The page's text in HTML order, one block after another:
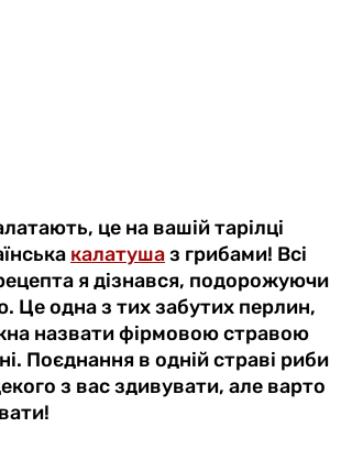
це на вашій тарілці
калатушаз грибами! Всі
я дізнався, подорожуючи
Це одна з тих забутих перлин,
назвати фірмовою стравою
Поєднання в одній страві риби
з вас здивувати, але варто